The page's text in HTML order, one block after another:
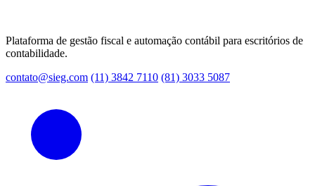
Plataforma de gestão fiscal e automação contábil para escritórios de
contabilidade.
contato@sieg.com (11) 3842 7110 (81) 3033 5087